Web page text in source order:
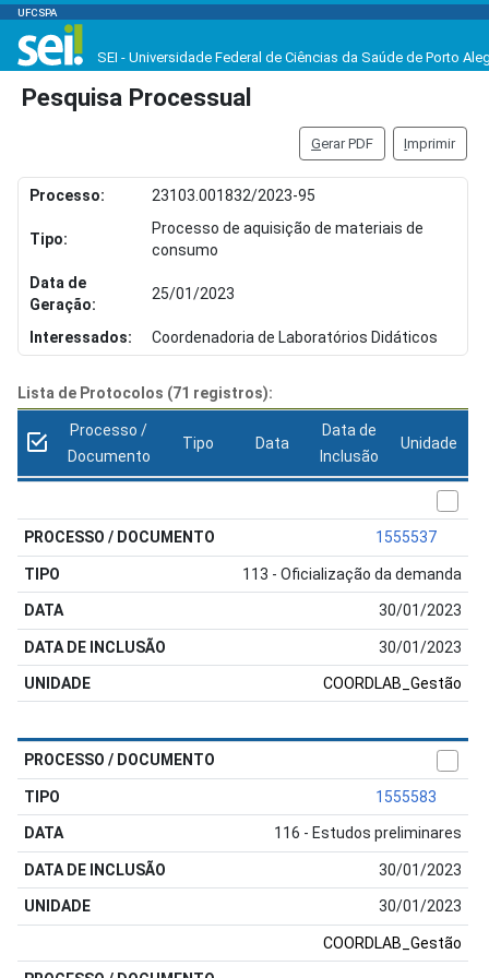
UFCSPA
SEI - Universidade Federal de Ciências da Saúde de Porto
Pesquisa Processual
Gerar PDF Imprimir
Processo: 23103.001832/2023-95
Tipo:
Processo de aquisição de materiais de
consumo
Data de
Geração:
25/01/2023
Interessados: Coordenadoria de Laboratórios Didáticos
Lista de Protocolos (71 registros):
Processo /
Documento
Tipo Data
Data de
Inclusão
Unidade
1555537
113 - Oficialização da demanda
30/01/2023
30/01/2023
COORDLAB_Gestão
1555583
116 - Estudos preliminares
30/01/2023
30/01/2023
COORDLAB_Gestão